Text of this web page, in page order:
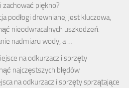
piękno?
podłogi drewnianej jest kluczowa,
nieodwracalnych uszkodzeń.
nadmiaru wody, a …
na odkurzacz i sprzęty
najczęstszych błędów
na odkurzacz i sprzęty sprzątające